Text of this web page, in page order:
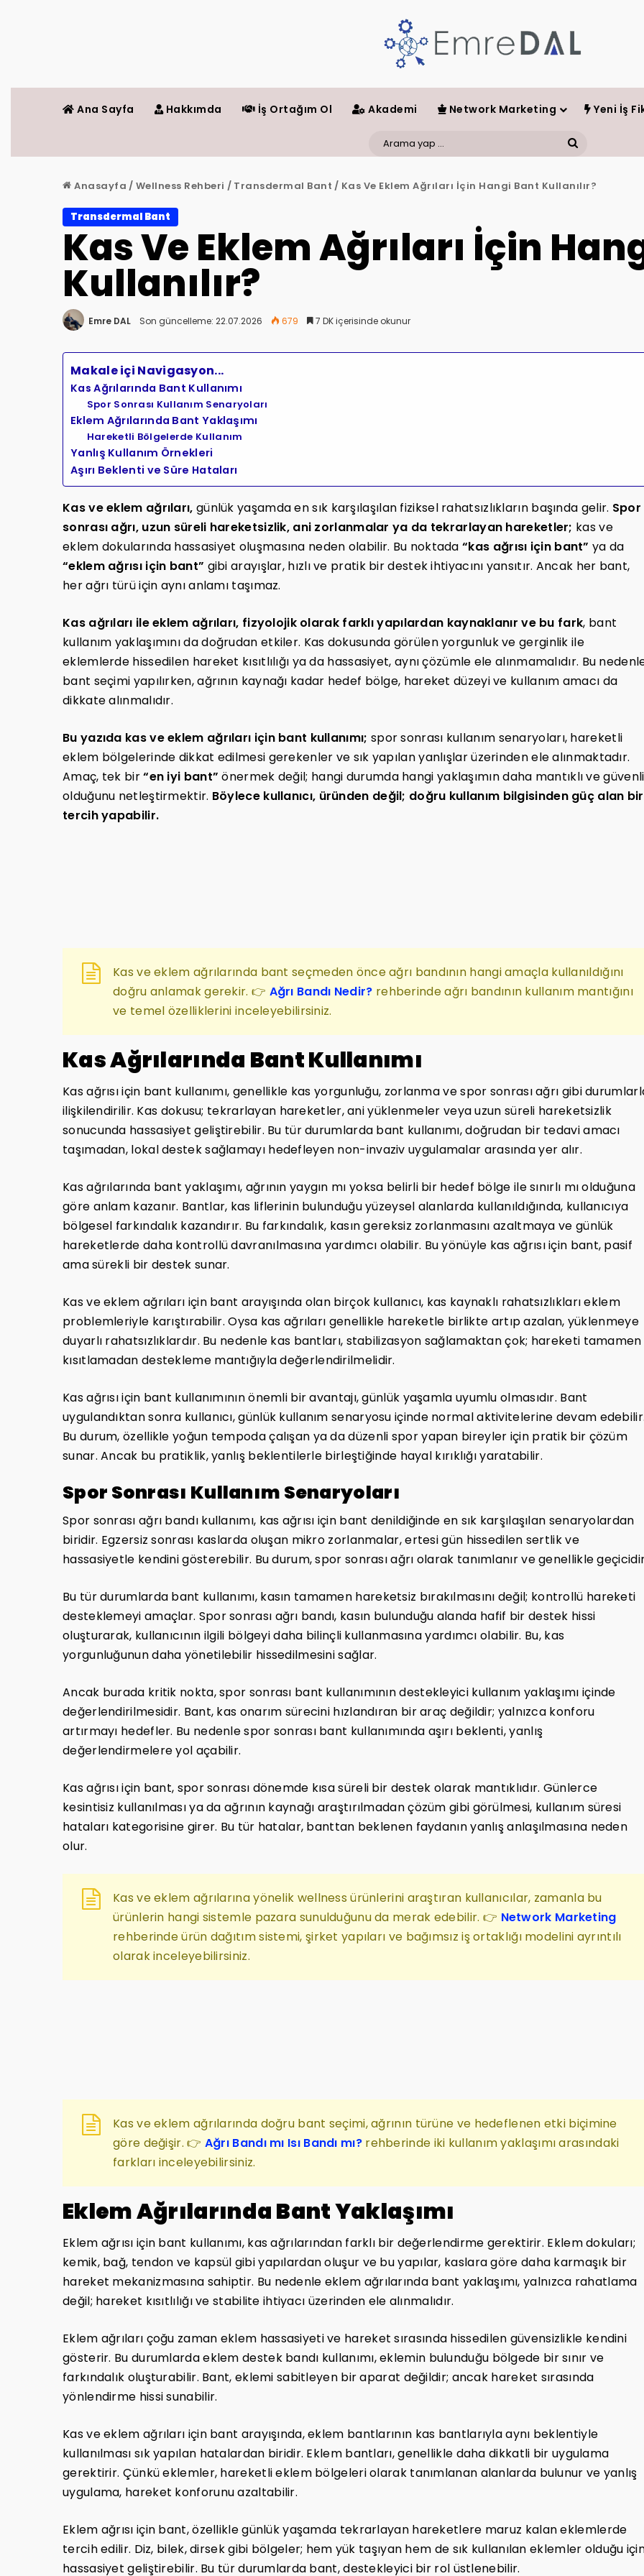
Ana Sayfa Hakkımda İş Ortağım Ol Akademi Network Marketing Yeni İş
Arama
Anasayfa / Wellness Rehberi / Transdermal Bant / Kas Ve Eklem Ağrıları İçin Hangi Bant Kullanılır?
Transdermal Bant
Kas Ve Eklem Ağrıları İçin
Kullanılır?
Emre DAL Son güncelleme: 22.07.2026 679 7 DK içerisinde okunur
Makale içi Navigasyon...
Kas Ağrılarında Bant Kullanımı
Spor Sonrası Kullanım Senaryoları
Eklem Ağrılarında Bant Yaklaşımı
Hareketli Bölgelerde Kullanım
Yanlış Kullanım Örnekleri
Aşırı Beklenti ve Süre Hataları
Kas ve eklem ağrıları, günlük yaşamda en sık karşılaşılan fiziksel rahatsızlıkların başında gelir. Spor
sonrası ağrı, uzun süreli hareketsizlik, ani zorlanmalar ya da tekrarlayan hareketler; kas ve
eklem dokularında hassasiyet oluşmasına neden olabilir. Bu noktada “kas ağrısı için bant” ya da
“eklem ağrısı için bant” gibi arayışlar, hızlı ve pratik bir destek ihtiyacını yansıtır. Ancak her bant,
her ağrı türü için aynı anlamı taşımaz.
Kas ağrıları ile eklem ağrıları, fizyolojik olarak farklı yapılardan kaynaklanır ve bu fark, bant
kullanım yaklaşımını da doğrudan etkiler. Kas dokusunda görülen yorgunluk ve gerginlik ile
eklemlerde hissedilen hareket kısıtlılığı ya da hassasiyet, aynı çözümle ele alınmamalıdır. Bu
bant seçimi yapılırken, ağrının kaynağı kadar hedef bölge, hareket düzeyi ve kullanım amacı da
dikkate alınmalıdır.
Bu yazıda kas ve eklem ağrıları için bant kullanımı; spor sonrası kullanım senaryoları, hareketli
eklem bölgelerinde dikkat edilmesi gerekenler ve sık yapılan yanlışlar üzerinden ele alınmaktadır.
Amaç, tek bir“en iyi bant” önermek değil; hangi durumda hangi yaklaşımın daha mantıklı ve güvenli
olduğunu netleştirmektir. Böylece kullanıcı, üründen değil; doğru kullanım bilgisinden güç alan bir
tercih yapabilir.
Kas ve eklem ağrılarında bant seçmeden önce ağrı bandının hangi amaçla kullanıldığını
doğru anlamak gerekir. 👉 Ağrı Bandı Nedir? rehberinde ağrı bandının kullanım mantığını
ve temel özelliklerini inceleyebilirsiniz.
Kas Ağrılarında Bant Kullanımı
Kas ağrısı için bant kullanımı, genellikle kas yorgunluğu, zorlanma ve spor sonrası ağrı gibi
ilişkilendirilir. Kas dokusu; tekrarlayan hareketler, ani yüklenmeler veya uzun süreli hareketsizlik
sonucunda hassasiyet geliştirebilir. Bu tür durumlarda bant kullanımı, doğrudan bir tedavi amacı
taşımadan, lokal destek sağlamayı hedefleyen non-invaziv uygulamalar arasında yer alır.
Kas ağrılarında bant yaklaşımı, ağrının yaygın mı yoksa belirli bir hedef bölge ile sınırlı mı olduğuna
göre anlam kazanır. Bantlar, kas liflerinin bulunduğu yüzeysel alanlarda kullanıldığında, kullanıcıya
bölgesel farkındalık kazandırır. Bu farkındalık, kasın gereksiz zorlanmasını azaltmaya ve günlük
hareketlerde daha kontrollü davranılmasına yardımcı olabilir. Bu yönüyle kas ağrısı için bant, pasif
ama sürekli bir destek sunar.
Kas ve eklem ağrıları için bant arayışında olan birçok kullanıcı, kas kaynaklı rahatsızlıkları eklem
problemleriyle karıştırabilir. Oysa kas ağrıları genellikle hareketle birlikte artıp azalan, yüklenmeye
duyarlı rahatsızlıklardır. Bu nedenle kas bantları, stabilizasyon sağlamaktan çok; hareketi tamamen
kısıtlamadan destekleme mantığıyla değerlendirilmelidir.
Kas ağrısı için bant kullanımının önemli bir avantajı, günlük yaşamla uyumlu olmasıdır. Bant
uygulandıktan sonra kullanıcı, günlük kullanım senaryosu içinde normal aktivitelerine devam
Bu durum, özellikle yoğun tempoda çalışan ya da düzenli spor yapan bireyler için pratik bir çözüm
sunar. Ancak bu pratiklik, yanlış beklentilerle birleştiğinde hayal kırıklığı yaratabilir.
Spor Sonrası Kullanım Senaryoları
Spor sonrası ağrı bandı kullanımı, kas ağrısı için bant denildiğinde en sık karşılaşılan senaryolardan
biridir. Egzersiz sonrası kaslarda oluşan mikro zorlanmalar, ertesi gün hissedilen sertlik ve
hassasiyetle kendini gösterebilir. Bu durum, spor sonrası ağrı olarak tanımlanır ve genellikle
Bu tür durumlarda bant kullanımı, kasın tamamen hareketsiz bırakılmasını değil; kontrollü hareketi
desteklemeyi amaçlar. Spor sonrası ağrı bandı, kasın bulunduğu alanda hafif bir destek hissi
oluşturarak, kullanıcının ilgili bölgeyi daha bilinçli kullanmasına yardımcı olabilir. Bu, kas
yorgunluğunun daha yönetilebilir hissedilmesini sağlar.
Ancak burada kritik nokta, spor sonrası bant kullanımının destekleyici kullanım yaklaşımı içinde
değerlendirilmesidir. Bant, kas onarım sürecini hızlandıran bir araç değildir; yalnızca konforu
artırmayı hedefler. Bu nedenle spor sonrası bant kullanımında aşırı beklenti, yanlış
değerlendirmelere yol açabilir.
Kas ağrısı için bant, spor sonrası dönemde kısa süreli bir destek olarak mantıklıdır. Günlerce
kesintisiz kullanılması ya da ağrının kaynağı araştırılmadan çözüm gibi görülmesi, kullanım süresi
hataları kategorisine girer. Bu tür hatalar, banttan beklenen faydanın yanlış anlaşılmasına neden
olur.
Kas ve eklem ağrılarına yönelik wellness ürünlerini araştıran kullanıcılar, zamanla bu
ürünlerin hangi sistemle pazara sunulduğunu da merak edebilir. 👉 Network Marketing
rehberinde ürün dağıtım sistemi, şirket yapıları ve bağımsız iş ortaklığı modelini ayrıntılı
olarak inceleyebilirsiniz.
Kas ve eklem ağrılarında doğru bant seçimi, ağrının türüne ve hedeflenen etki biçimine
göre değişir. 👉 Ağrı Bandı mı Isı Bandı mı?rehberinde iki kullanım yaklaşımı arasındaki
farkları inceleyebilirsiniz.
Eklem Ağrılarında Bant Yaklaşımı
Eklem ağrısı için bant kullanımı, kas ağrılarından farklı bir değerlendirme gerektirir. Eklem dokuları;
kemik, bağ, tendon ve kapsül gibi yapılardan oluşur ve bu yapılar, kaslara göre daha karmaşık bir
hareket mekanizmasına sahiptir. Bu nedenle eklem ağrılarında bant yaklaşımı, yalnızca rahatlama
değil; hareket kısıtlılığı ve stabilite ihtiyacı üzerinden ele alınmalıdır.
Eklem ağrıları çoğu zaman eklem hassasiyeti ve hareket sırasında hissedilen güvensizlikle kendini
gösterir. Bu durumlarda eklem destek bandı kullanımı, eklemin bulunduğu bölgede bir sınır ve
farkındalık oluşturabilir. Bant, eklemi sabitleyen bir aparat değildir; ancak hareket sırasında
yönlendirme hissi sunabilir.
Kas ve eklem ağrıları için bant arayışında, eklem bantlarının kas bantlarıyla aynı beklentiyle
kullanılması sık yapılan hatalardan biridir. Eklem bantları, genellikle daha dikkatli bir uygulama
gerektirir. Çünkü eklemler, hareketli eklem bölgeleri olarak tanımlanan alanlarda bulunur ve yanlış
uygulama, hareket konforunu azaltabilir.
Eklem ağrısı için bant, özellikle günlük yaşamda tekrarlayan hareketlere maruz kalan eklemlerde
tercih edilir. Diz, bilek, dirsek gibi bölgeler; hem yük taşıyan hem de sık kullanılan eklemler olduğu
hassasiyet geliştirebilir. Bu tür durumlarda bant, destekleyici bir rol üstlenebilir.